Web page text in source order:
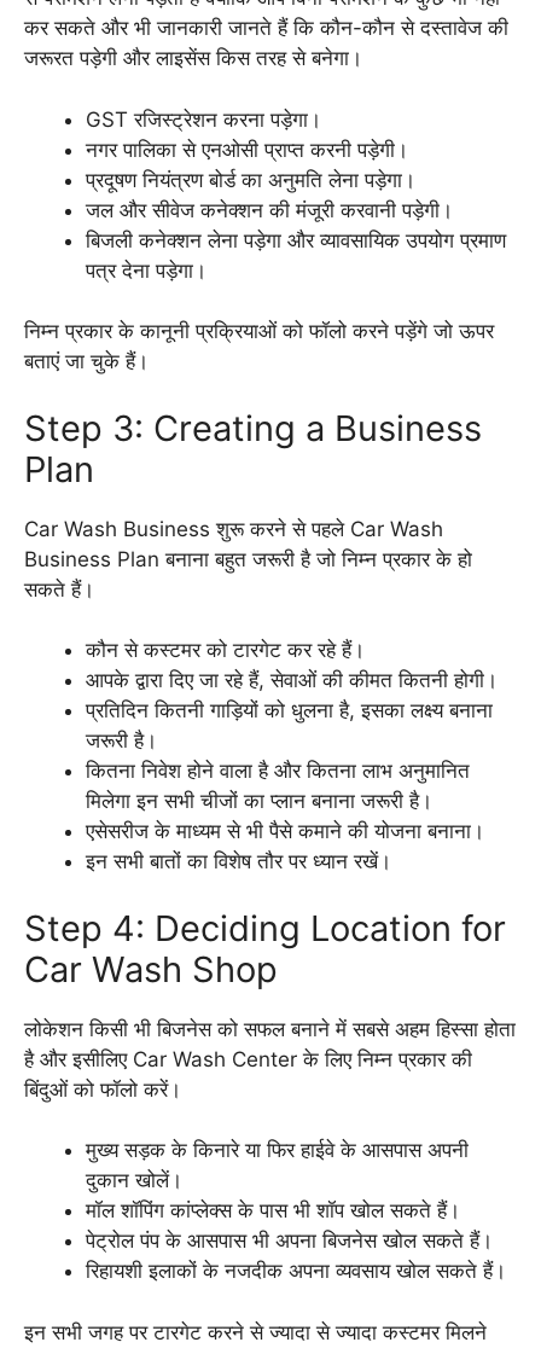
कर सकते और भी जानकारी जानते हैं कि कौन-कौन से दस्तावेज की
जरूरत पड़ेगी और लाइसेंस किस तरह से बनेगा।
GST रजिस्ट्रेशन करना पड़ेगा।
नगर पालिका से एनओसी प्राप्त करनी पड़ेगी।
प्रदूषण नियंत्रण बोर्ड का अनुमति लेना पड़ेगा।
जल और सीवेज कनेक्शन की मंजूरी करवानी पड़ेगी।
बिजली कनेक्शन लेना पड़ेगा और व्यावसायिक उपयोग प्रमाण
पत्र देना पड़ेगा।
निम्न प्रकार के कानूनी प्रक्रियाओं को फॉलो करने पड़ेंगे जो ऊपर
बताएं जा चुके हैं।
Step 3: Creating a Business
Plan
Car Wash Business शुरू करने से पहले Car Wash
Business Plan बनाना बहुत जरूरी है जो निम्न प्रकार के हो
सकते हैं।
कौन से कस्टमर को टारगेट कर रहे हैं।
आपके द्वारा दिए जा रहे हैं, सेवाओं की कीमत कितनी होगी।
प्रतिदिन कितनी गाड़ियों को धुलना है, इसका लक्ष्य बनाना
जरूरी है।
कितना निवेश होने वाला है और कितना लाभ अनुमानित
मिलेगा इन सभी चीजों का प्लान बनाना जरूरी है।
एसेसरीज के माध्यम से भी पैसे कमाने की योजना बनाना।
इन सभी बातों का विशेष तौर पर ध्यान रखें।
Step 4: Deciding Location for
Car Wash Shop
लोकेशन किसी भी बिजनेस को सफल बनाने में सबसे अहम हिस्सा होता
है और इसीलिए Car Wash Center के लिए निम्न प्रकार की
बिंदुओं को फॉलो करें।
मुख्य सड़क के किनारे या फिर हाईवे के आसपास अपनी
दुकान खोलें।
मॉल शॉपिंग कांप्लेक्स के पास भी शॉप खोल सकते हैं।
पेट्रोल पंप के आसपास भी अपना बिजनेस खोल सकते हैं।
रिहायशी इलाकों के नजदीक अपना व्यवसाय खोल सकते हैं।
इन सभी जगह पर टारगेट करने से ज्यादा से ज्यादा कस्टमर मिलने